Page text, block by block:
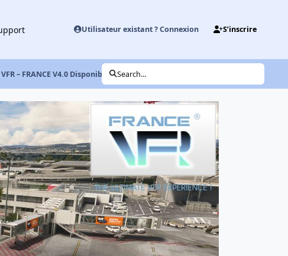
Utilisateur existant ? Connexion S’inscrire
– FRANCE V4.0 Disponible ! Search...